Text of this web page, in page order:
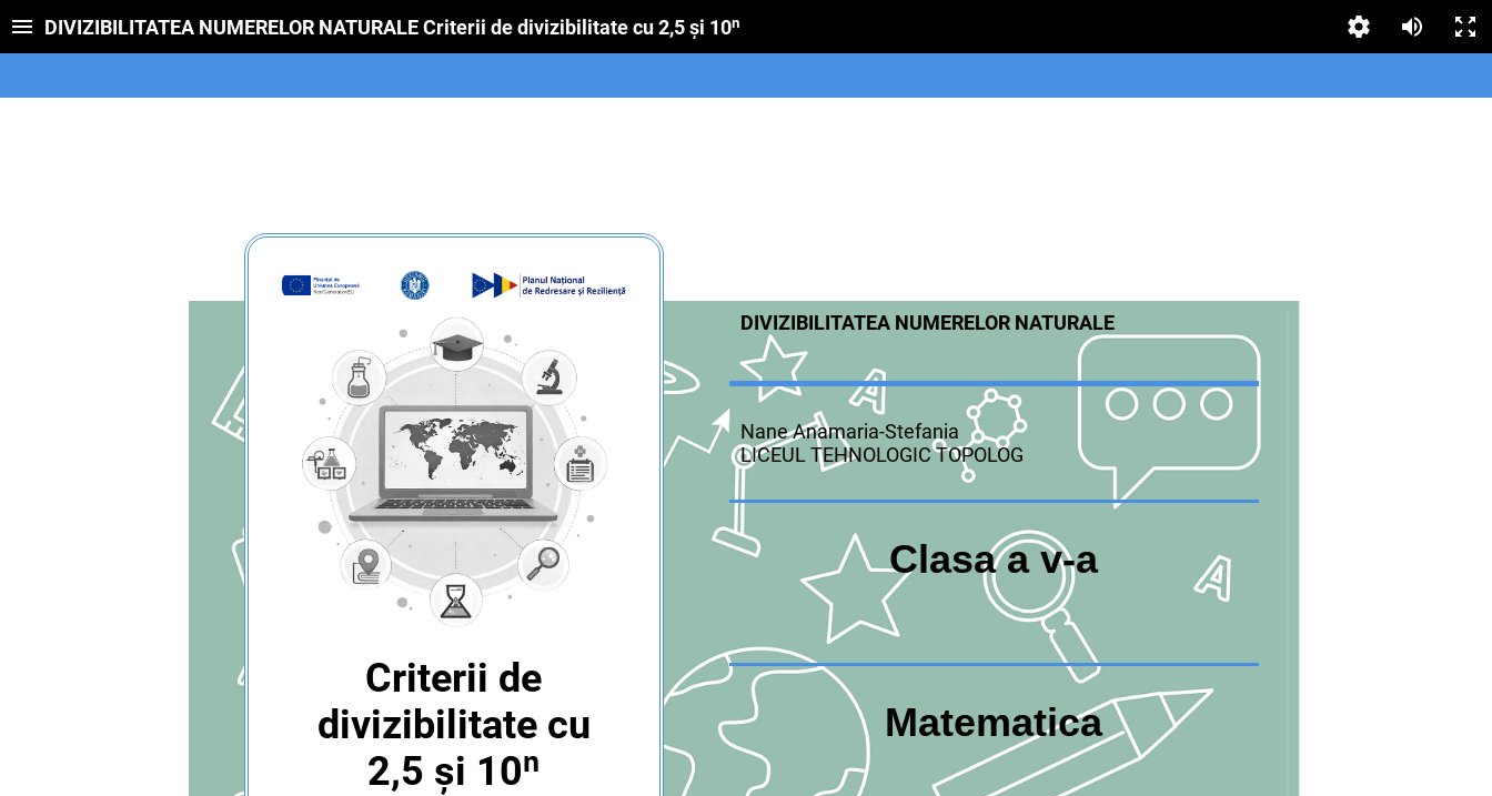
DIVIZIBILITATEA NUMERELOR NATURALE Criterii de divizibilitate cu 2,5 şi 10ⁿ
Criterii de
divizibilitate cu
2,5 şi 10ⁿ
DIVIZIBILITATEA NUMERELOR NATURALE
Nane Anamaria-Stefania
LICEUL TEHNOLOGIC TOPOLOG
Clasa a v-a
Matematica